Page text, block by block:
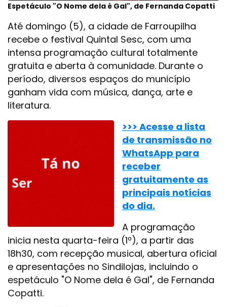
Espetáculo "O Nome dela é Gal", de Fernanda Copatti
Até domingo (5), a cidade de Farroupilha
recebe o festival Quintal Sesc, com uma
intensa programação cultural totalmente
gratuita e aberta à comunidade. Durante o
período, diversos espaços do município
ganham vida com música, dança, arte e
literatura.
>>> Acesse a lista
de transmissão no
WhatsApp para
receber
gratuitamente as
principais notícias
do dia.
A programação
inicia nesta quarta-feira (1º), a partir das
18h30, com recepção musical, abertura oficial
e apresentações no Sindilojas, incluindo o
espetáculo "O Nome dela é Gal", de Fernanda
Copatti.